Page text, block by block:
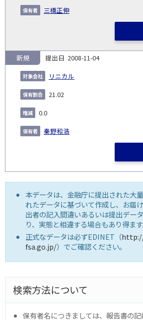
三橋正伸
2008-11-04
リニカル
新規
21.02
0.0
秦野和浩
本データは、金融庁に提出された大
れたデータに基づいて作成し、お届
出者の記入間違いあるいは提出デー
り、実態と相違する場合もあり得ます
正式なデータは必ずEDINET（
fsa.go.jp/）でご確認ください。
検索方法について
保有者名につきましては、報告書の